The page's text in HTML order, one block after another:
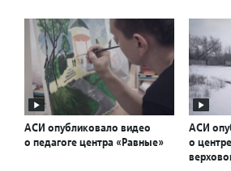
АСИ опубликовало видео
о педагоге центра «Равные»
АСИ
о